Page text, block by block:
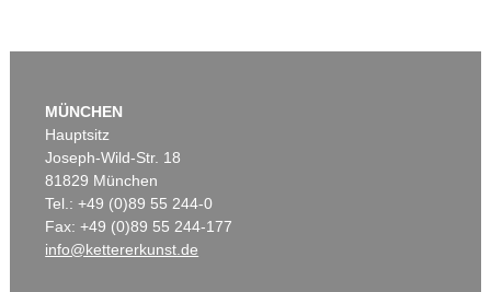
MÜNCHEN
Hauptsitz
Joseph-Wild-Str. 18
81829 München
Tel.: +49 (0)89 55 244-0
Fax: +49 (0)89 55 244-177
info@kettererkunst.de